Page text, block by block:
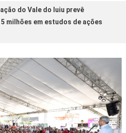
do Vale do Iuiu prevê
milhões em estudos de ações